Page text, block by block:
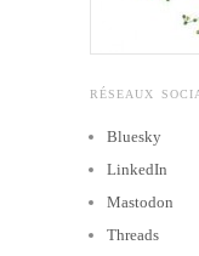
RÉSEAUX
Bluesky
LinkedIn
Mastodon
Threads